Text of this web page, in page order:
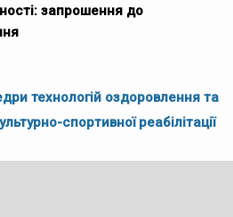
запрошення до
технологій оздоровлення та
спортивної реабілітації